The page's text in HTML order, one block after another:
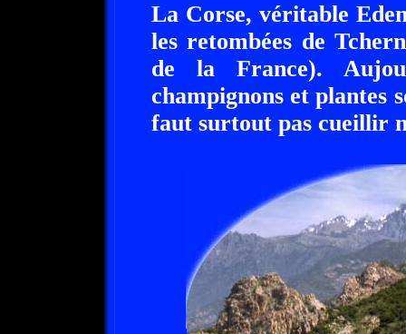
La Corse, véritable
les retombées de
de la France).
champignons et plantes
faut surtout pas cueillir